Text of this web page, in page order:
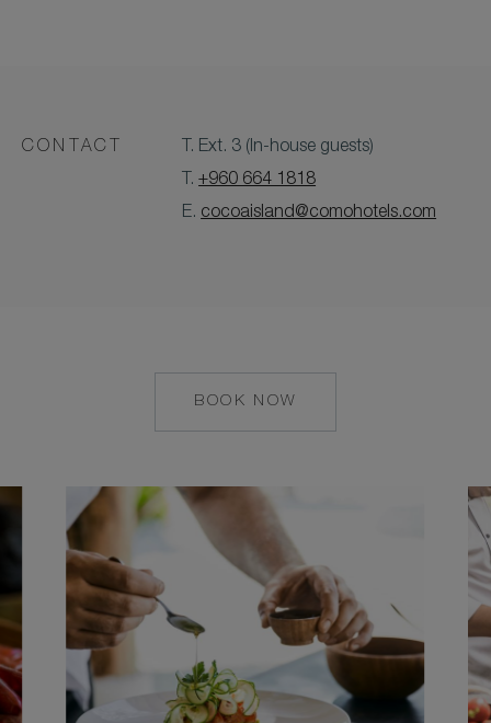
CONTACT
T. Ext. 3 (In-house guests)
T.+960 664 1818
E. cocoaisland@comohotels.com
BOOK NOW